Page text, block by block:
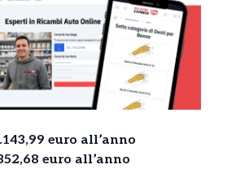
euro all’anno
euro all’anno